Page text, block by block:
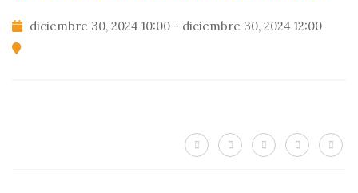
diciembre 30, 2024 10:00 - diciembre 30, 2024 12:00